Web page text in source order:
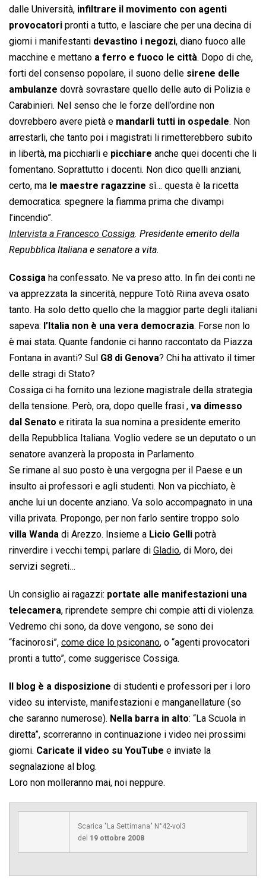
dalle Università, infiltrare il movimento con agenti
provocatori pronti a tutto, e lasciare che per una decina di
giorni i manifestanti devastino i negozi, diano fuoco alle
macchine e mettano a ferro e fuoco le città. Dopo di che,
forti del consenso popolare, il suono delle sirene delle
ambulanze dovrà sovrastare quello delle auto di Polizia e
Carabinieri. Nel senso che le forze dell’ordine non
dovrebbero avere pietà e mandarli tutti in ospedale. Non
arrestarli, che tanto poi i magistrati li rimetterebbero subito
in libertà, ma picchiarli e picchiare anche quei docenti che li
fomentano. Soprattutto i docenti. Non dico quelli anziani,
certo, ma le maestre ragazzine sì… questa è la ricetta
democratica: spegnere la fiamma prima che divampi
l’incendio”.
Intervista a Francesco Cossiga. Presidente emerito della
Repubblica Italiana e senatore a vita.
Cossiga ha confessato. Ne va preso atto. In fin dei conti ne
va apprezzata la sincerità, neppure Totò Riina aveva osato
tanto. Ha solo detto quello che la maggior parte degli italiani
sapeva: l’Italia non è una vera democrazia. Forse non lo
è mai stata. Quante fandonie ci hanno raccontato da Piazza
Fontana in avanti? Sul G8 di Genova? Chi ha attivato il timer
delle stragi di Stato?
Cossiga ci ha fornito una lezione magistrale della strategia
della tensione. Però, ora, dopo quelle frasi , va dimesso
dal Senato e ritirata la sua nomina a presidente emerito
della Repubblica Italiana. Voglio vedere se un deputato o un
senatore avanzerà la proposta in Parlamento.
Se rimane al suo posto è una vergogna per il Paese e un
insulto ai professori e agli studenti. Non va picchiato, è
anche lui un docente anziano. Va solo accompagnato in una
villa privata. Propongo, per non farlo sentire troppo solo
villa Wanda di Arezzo. Insieme a Licio Gelli potrà
rinverdire i vecchi tempi, parlare di Gladio, di Moro, dei
servizi segreti…
Un consiglio ai ragazzi: portate alle manifestazioni una
telecamera, riprendete sempre chi compie atti di violenza.
Vedremo chi sono, da dove vengono, se sono dei
“facinorosi”, come dice lo psiconano, o “agenti provocatori
pronti a tutto”, come suggerisce Cossiga.
Il blog è a disposizione di studenti e professori per i loro
video su interviste, manifestazioni e manganellature (so
che saranno numerose). Nella barra in alto: “La Scuola in
diretta”, scorreranno in continuazione i video nei prossimi
giorni. Caricate il video su YouTube e inviate la
segnalazione al blog.
Loro non molleranno mai, noi neppure.
Scarica "La Settimana" N°42-vol3
del 19 ottobre 2008